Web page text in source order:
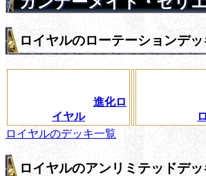
ロイヤルのローテーションデ
進化ロ
イヤル
ロイヤルのデッキ一覧
ロイヤルのアンリミテッドデ